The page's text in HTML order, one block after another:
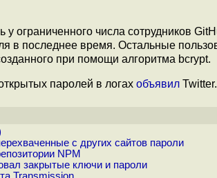
ограниченного числа сотрудников
в последнее время. Остальные
при помощи алгоритма bcrypt.
паролей в логах объявил Twitter.
с других сайтов пароли
NPM
закрытые ключи и пароли